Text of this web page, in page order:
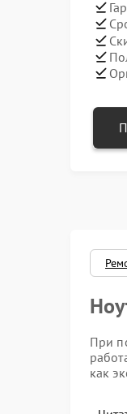
При
как